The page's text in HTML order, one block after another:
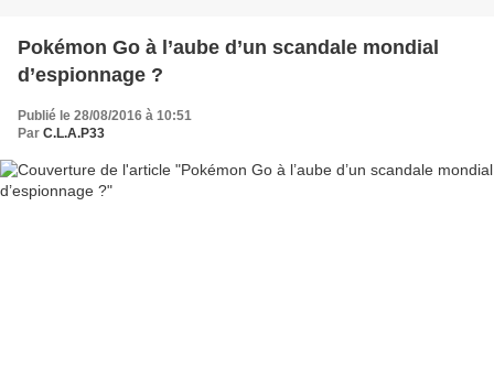
Pokémon Go à l’aube d’un scandale mondial
d’espionnage ?
Publié le 28/08/2016 à 10:51
Par C.L.A.P33